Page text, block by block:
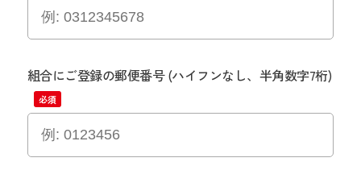
組合にご登録の郵便番号 (ハイフンなし、半角数字7桁)